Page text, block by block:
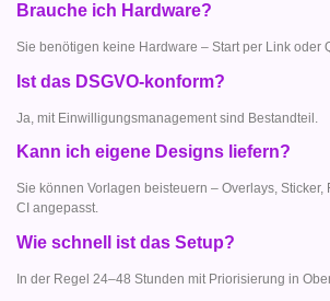
Brauche ich Hardware?
Sie benötigen keine Hardware – Start per Link oder
Ist das DSGVO-konform?
Ja, mit Einwilligungsmanagement sind Bestandteil.
Kann ich eigene Designs liefern?
Sie können Vorlagen beisteuern – Overlays, Sticker,
CI angepasst.
Wie schnell ist das Setup?
In der Regel 24–48 Stunden mit Priorisierung in